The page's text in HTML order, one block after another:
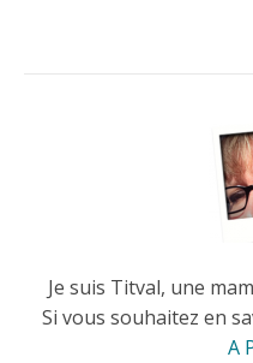
Je suis Titval, une
Si vous souhaitez en
A